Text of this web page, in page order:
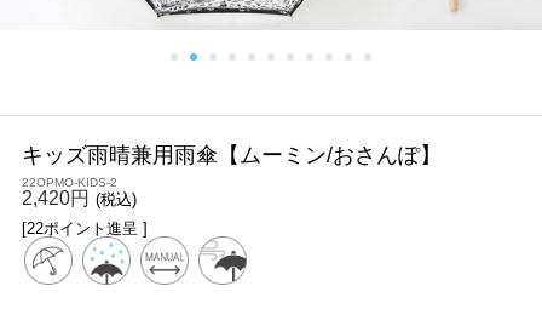
キッズ雨晴兼用雨傘【ムーミン/おさんぽ】
22OPMO-KIDS-2
2,420円 (税込)
[22ポイント進呈 ]